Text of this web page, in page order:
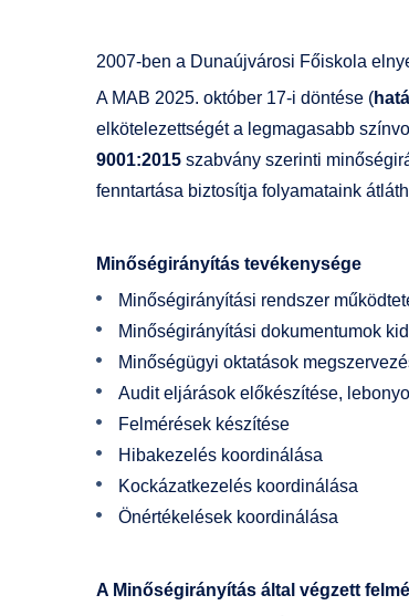
2007-ben a Dunaújvárosi Főiskola
A MAB 2025. október 17-i döntése (
elkötelezettségét a legmagasabb
9001:2015 szabvány szerinti
fenntartása biztosítja folyamataink
Minőségirányítás tevékenysége
Minőségirányítási rendszer
Minőségirányítási dokumentumok
Minőségügyi oktatások
Audit eljárások előkészítése,
Felmérések készítése
Hibakezelés koordinálása
Kockázatkezelés koordinálása
Önértékelések koordinálása
A Minőségirányítás által végzett